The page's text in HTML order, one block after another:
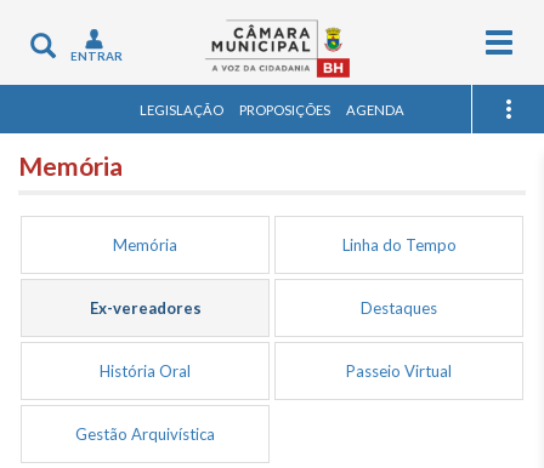
Toggle
navigation
ENTRAR
LEGISLAÇÃO PROPOSIÇÕES AGENDA
Memória
Memória Linha do Tempo
Ex-vereadores Destaques
História Oral Passeio Virtual
Gestão Arquivística